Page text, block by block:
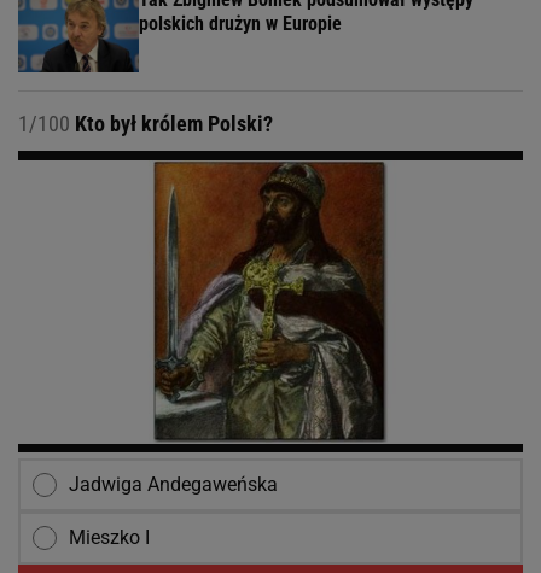
polskich drużyn w Europie
1/100 Kto był królem Polski?
Jadwiga Andegaweńska
Mieszko I